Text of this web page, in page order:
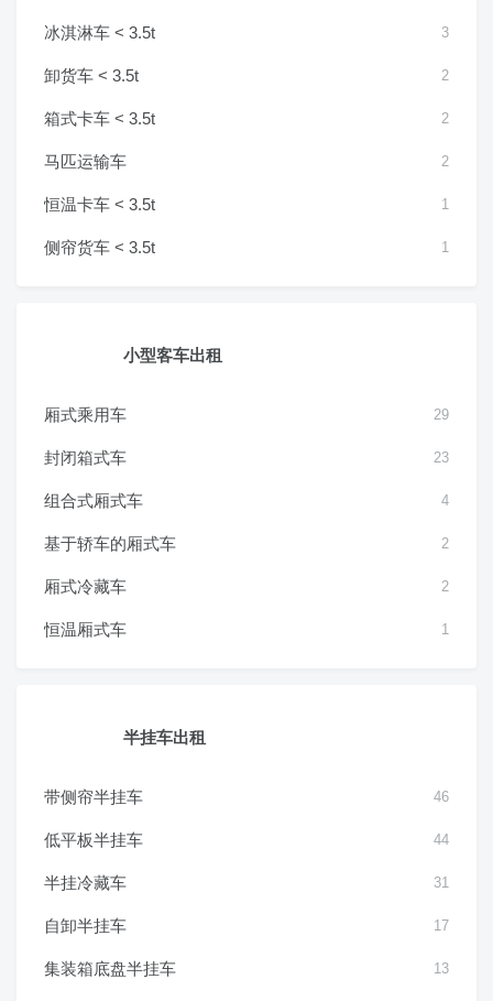
冰淇淋车 < 3.5t 3
卸货车 < 3.5t 2
箱式卡车 < 3.5t 2
马匹运输车 2
恒温卡车 < 3.5t 1
侧帘货车 < 3.5t 1
小型客车出租
厢式乘用车 29
封闭箱式车 23
组合式厢式车 4
基于轿车的厢式车 2
厢式冷藏车 2
恒温厢式车 1
半挂车出租
带侧帘半挂车 46
低平板半挂车 44
半挂冷藏车 31
自卸半挂车 17
集装箱底盘半挂车 13